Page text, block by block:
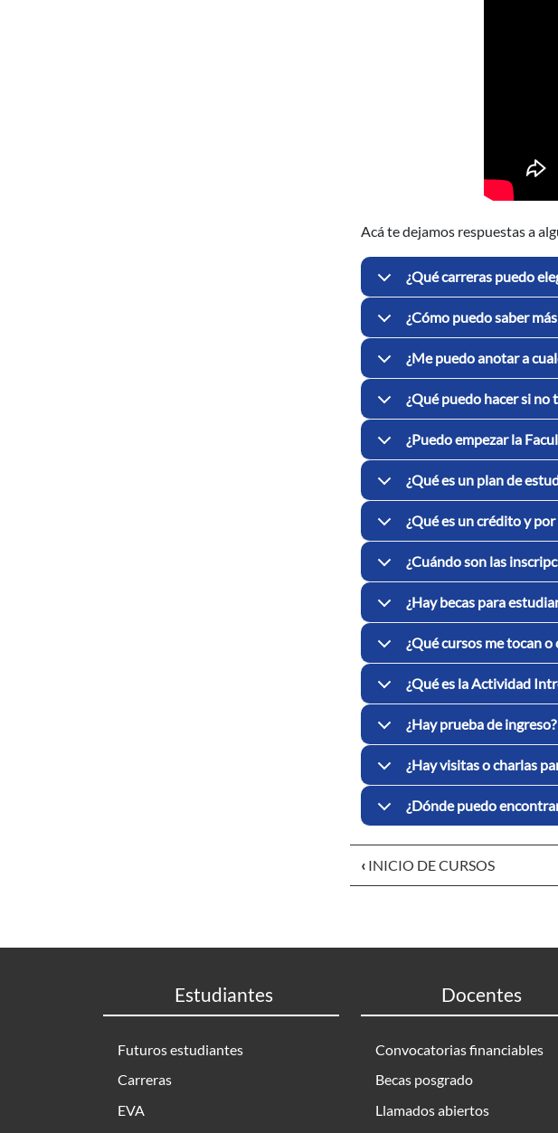
Acá te dejamos respuestas a
¿Qué carreras puedo
¿Cómo puedo saber
¿Me puedo anotar a
¿Qué puedo hacer si
¿Puedo empezar la
¿Qué es un plan de
¿Qué es un crédito y
¿Cuándo son las
¿Hay becas para
¿Qué cursos me tocan o
¿Qué es la Actividad
¿Hay prueba de ingreso?
¿Hay visitas o charlas
¿Dónde puedo
‹ INICIO DE CURSOS
Estudiantes
Futuros estudiantes
Carreras
EVA
Docentes
Convocatorias financiables
Becas posgrado
Llamados abiertos